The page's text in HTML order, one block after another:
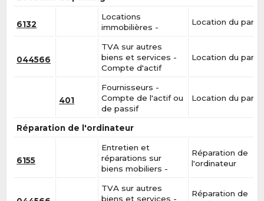
6132
Locations
immobilières -
Location du
044566
TVA sur autres
biens et services -
Compte d'actif
Location du
401
Fournisseurs -
Compte de l'actif ou
de passif
Location du
Réparation de l'ordinateur
6155
Entretien et
réparations sur
biens mobiliers -
Réparation de
l'ordinateur
TVA sur autres
biens et services -
Réparation de